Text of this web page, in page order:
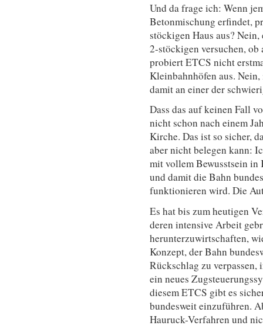
Und da frage ich: Wenn
Betonmischung erfindet,
stöckigen Haus aus?
2-stöckigen versuchen,
probiert ETCS nicht
Kleinbahnhöfen aus.
damit an einer der
Dass das auf keinen Fall
nicht schon nach einem
Kirche. Das ist so sicher,
aber nicht belegen kann:
mit vollem Bewusstsein in
und damit die Bahn
funktionieren wird. Die
Es hat bis zum heutigen
deren intensive Arbeit
herunterzuwirtschaften,
Konzept, der Bahn
Rückschlag zu verpassen,
ein neues
diesem ETCS gibt es
bundesweit einzuführen.
Hauruck-Verfahren und